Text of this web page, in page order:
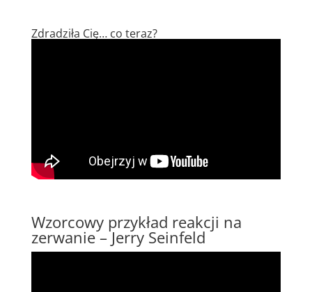
Zdradziła Cię… co teraz?
Wzorcowy przykład reakcji na
zerwanie – Jerry Seinfeld